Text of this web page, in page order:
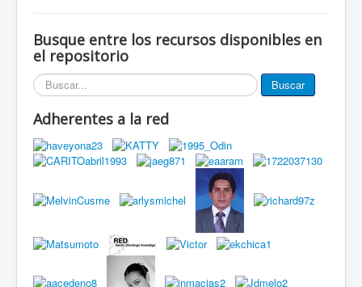
Eventos
Miembros de la red
Documentos
Busque entre los recursos disponibles en
el repositorio
Buscar... Buscar
Adherentes a la red